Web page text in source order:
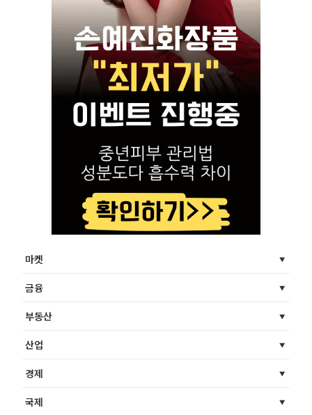
마켓
금융
부동산
산업
경제
국제